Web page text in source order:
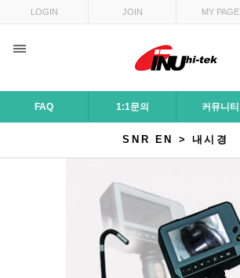
LOGIN JOIN MY PAGE
FAQ 1:1문의 커뮤니티
SNR EN > 내시경